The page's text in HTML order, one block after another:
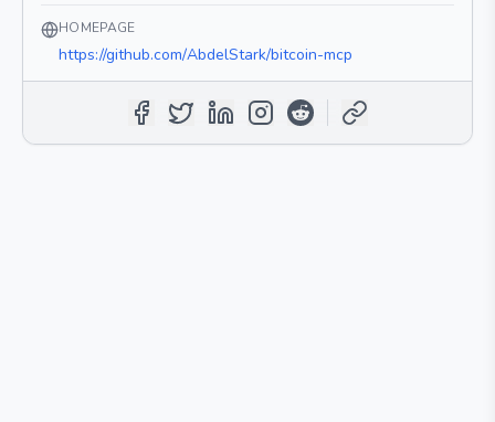
HOMEPAGE
https://github.com/AbdelStark/bitcoin-mcp